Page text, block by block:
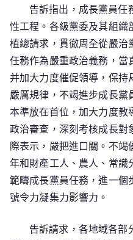
公
廳
印
發
《中
國
共
產
專
包
經
黨
長
告訴指出，成長黨員任
性工程。各級黨委及其組織
植總請求，貫徹周全從嚴治
任務作為嚴重政治義務，當
并加大力度催促領導，保持
嚴厲規律，不竭進步成長黨
本準放在首位，加大力度教
政治審查，深刻考核成長對
際表示，嚴把進口關。不
年和財產工人、農人、常識
範疇成長黨員任務，進一個
號令力凝集力影響力。
告訴請求，各地域各部